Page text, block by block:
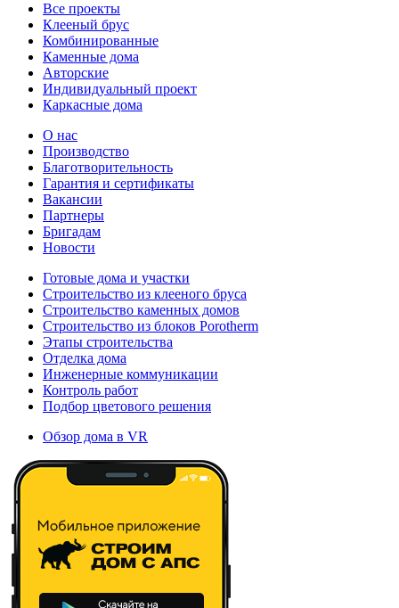
Все проекты
Клееный брус
Комбинированные
Каменные дома
Авторские
Индивидуальный проект
Каркасные дома
О нас
Производство
Благотворительность
Гарантия и сертификаты
Вакансии
Партнеры
Бригадам
Новости
Готовые дома и участки
Строительство из клееного бруса
Строительство каменных домов
Строительство из блоков Porotherm
Этапы строительства
Отделка дома
Инженерные коммуникации
Контроль работ
Подбор цветового решения
Обзор дома в VR